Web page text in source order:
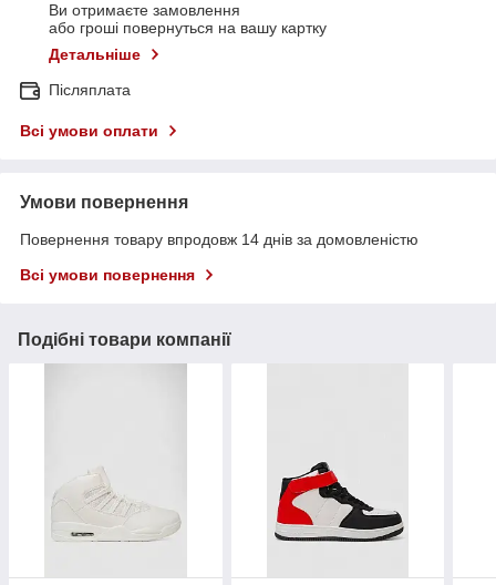
Ви отримаєте замовлення
або гроші повернуться на вашу картку
Детальніше
Післяплата
Всі умови оплати
Умови повернення
Повернення товару впродовж 14 днів за домовленістю
Всі умови повернення
Подібні товари компанії